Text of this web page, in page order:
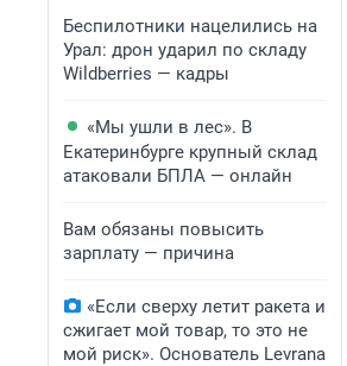
Беспилотники нацелились на
Урал: дрон ударил по складу
Wildberries — кадры
«Мы ушли в лес». В
Екатеринбурге крупный склад
атаковали БПЛА — онлайн
Вам обязаны повысить
зарплату — причина
«Если сверху летит ракета и
сжигает мой товар, то это не
мой риск». Основатель Levrana